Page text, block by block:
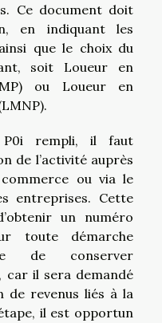
Ce document doit
en indiquant les
que le choix du
soit Loueur en
ou Loueur en
rempli, il faut
de l’activité auprès
ou via le
entreprises. Cette
un numéro
toute démarche
de conserver
car il sera demandé
de revenus liés à la
il est opportun